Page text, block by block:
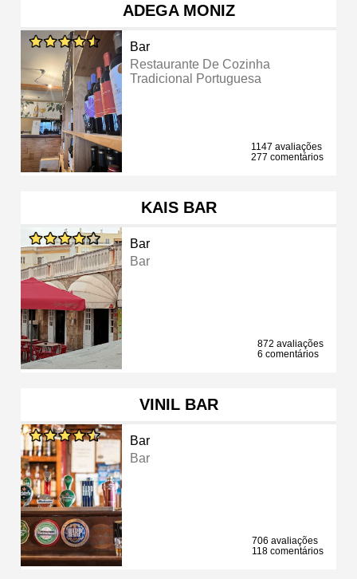
ADEGA MONIZ
Bar
Restaurante De Cozinha
Tradicional Portuguesa
1147 avaliações
277 comentários
KAIS BAR
Bar
Bar
872 avaliações
6 comentários
VINIL BAR
Bar
Bar
706 avaliações
118 comentários